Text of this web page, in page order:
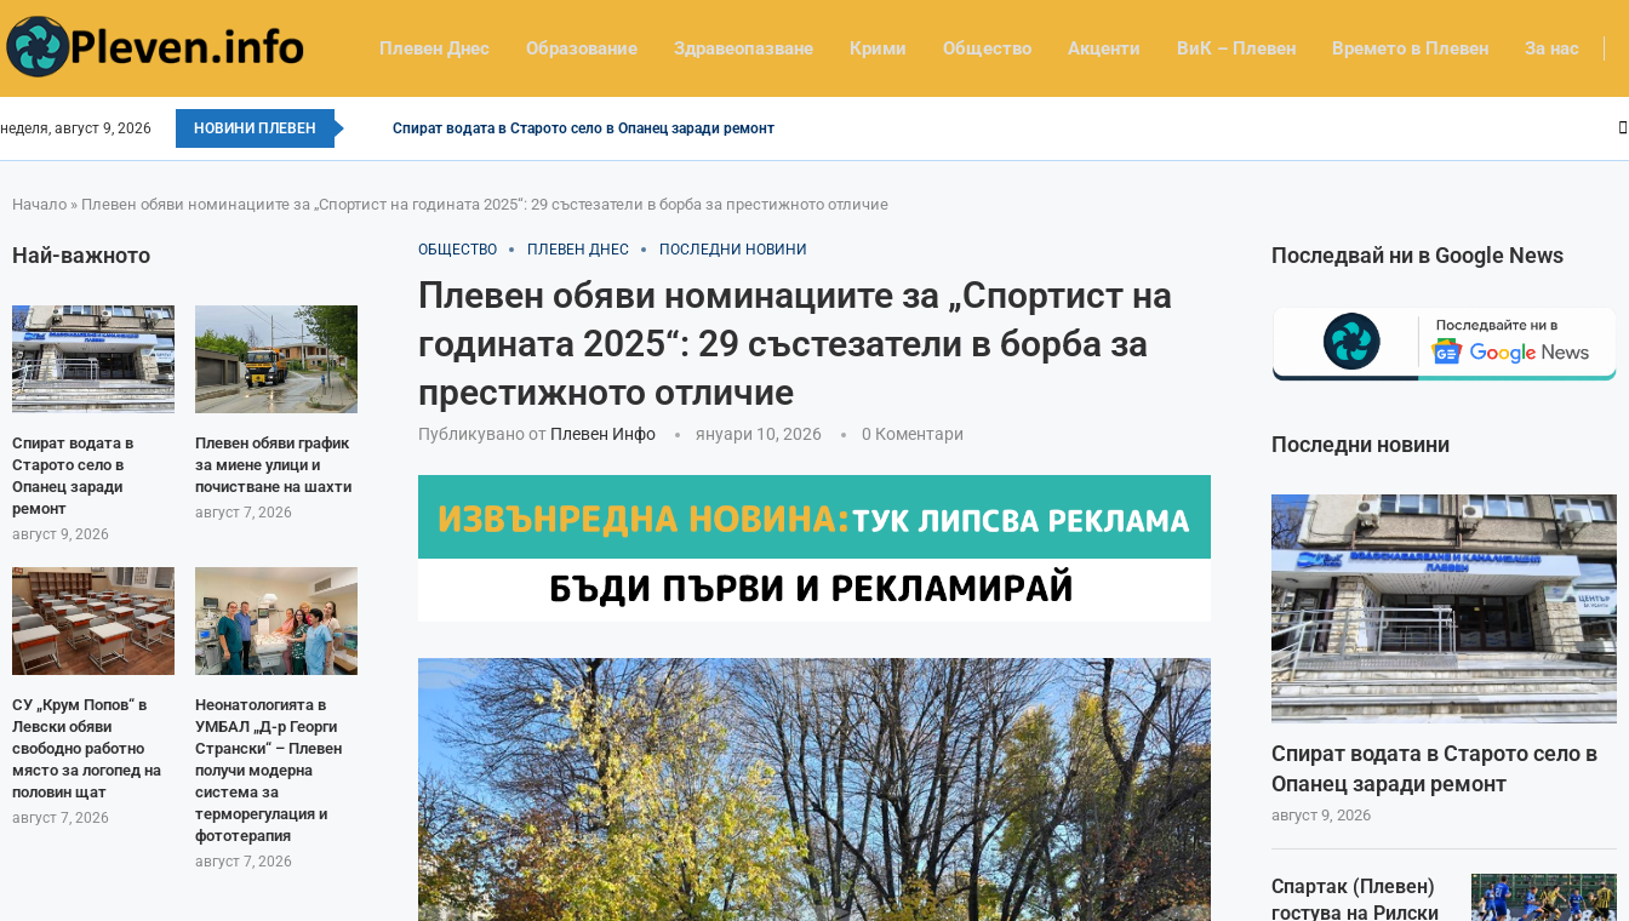
Плевен Днес Образование Здравеопазване Крими Общество Акценти ВиК – Плевен Времето в Плевен За нас
неделя, август 9, 2026 НОВИНИ ПЛЕВЕН Спират водата в Старото село в Опанец заради ремонт
Начало » Плевен обяви номинациите за „Спортист на годината 2025“: 29 състезатели в борба за престижното отличие
ОБЩЕСТВО ПЛЕВЕН ДНЕС ПОСЛЕДНИ НОВИНИ
Плевен обяви номинациите за „Спортист на
годината 2025“: 29 състезатели в борба за
престижното отличие
Публикувано от Плевен Инфо януари 10, 2026 0 Коментари
Последвай ни в Google News
Последни новини
Спират водата в Старото село в
Опанец заради ремонт
август 9, 2026
Спартак (Плевен)
гостува на Рилски
Най-важното
Спират водата в
Старото село в
Опанец заради
ремонт
август 9, 2026
Плевен обяви график
за миене улици и
почистване на шахти
август 7, 2026
СУ „Крум Попов“ в
Левски обяви
свободно работно
място за логопед на
половин щат
август 7, 2026
Неонатологията в
УМБАЛ „Д-р Георги
Странски“ – Плевен
получи модерна
система за
терморегулация и
фототерапия
август 7, 2026